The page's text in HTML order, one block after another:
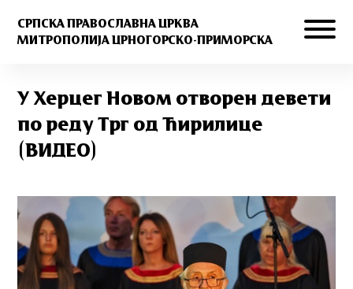
СРПСКА ПРАВОСЛАВНА ЦРКВА
МИТРОПОЛИЈА ЦРНОГОРСКО-ПРИМОРСКА
У Херцег Новом отворен девети
по реду Трг од Ћирилице
(ВИДЕО)